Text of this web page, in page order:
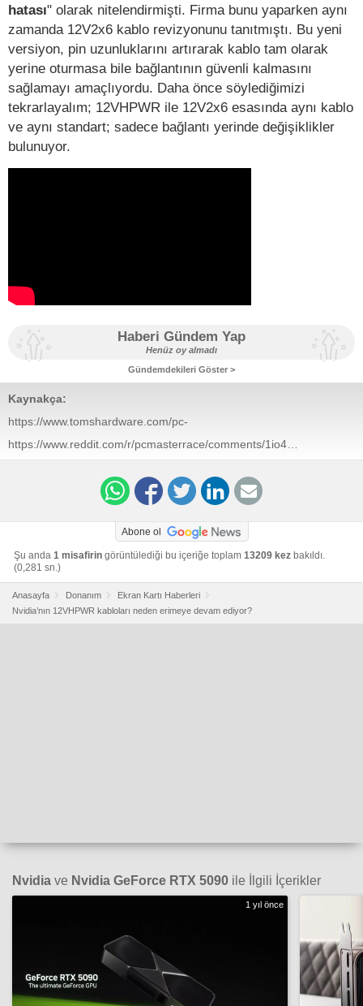
hatası" olarak nitelendirmişti. Firma bunu yaparken aynı
zamanda 12V2x6 kablo revizyonunu tanıtmıştı. Bu yeni
versiyon, pin uzunluklarını artırarak kablo tam olarak
yerine oturmasa bile bağlantının güvenli kalmasını
sağlamayı amaçlıyordu. Daha önce söylediğimizi
tekrarlayalım; 12VHPWR ile 12V2x6 esasında aynı kablo
ve aynı standart; sadece bağlantı yerinde değişiklikler
bulunuyor.
Haberi Gündem Yap
Henüz oy almadı
Gündemdekileri Göster >
Kaynakça:
https://www.tomshardware.com/pc-
be-doomed-to-burn
https://www.reddit.com/r/pcmasterrace/comments/1io4a67/an_electrical_engineers_take_on_12vhpwr_and/
Abone ol
Şu anda 1 misafirin görüntülediği bu içeriğe toplam 13209 kez bakıldı.
(0,281 sn.)
Anasayfa Donanım
Ekran Kartı Haberleri
Nvidia’nın 12VHPWR kabloları neden erimeye devam ediyor?
Nvidia ve Nvidia GeForce RTX 5090 ile İlgili İçerikler
1 yıl önce